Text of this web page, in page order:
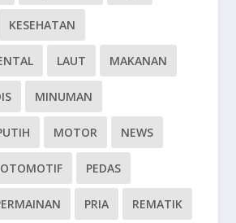
KESEHATAN
LAUT MAKANAN
MINUMAN
MOTOR NEWS
OTOMOTIF PEDAS
PRIA REMATIK